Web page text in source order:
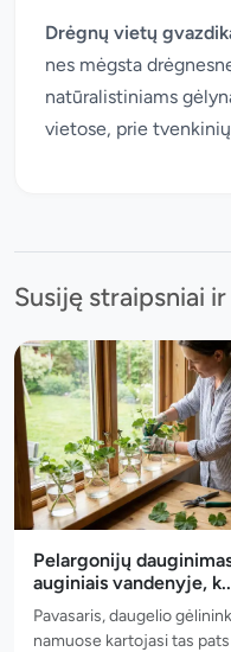
Drėgnų vietų
nes mėgsta
natūralistiniams
vietose, prie
Susiję straipsniai
Pelargonijų
auginiais vandenyje,
Pavasaris, daugelio
namuose kartojasi tas pats